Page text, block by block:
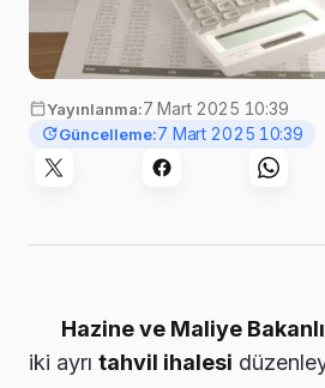
Yayınlanma:7 Mart 2025 10:39
Güncelleme:7 Mart 2025 10:39
Hazine ve Maliye
iki ayrı tahvil ihalesi